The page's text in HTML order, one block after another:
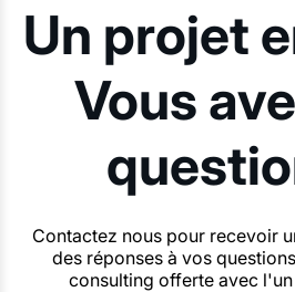
Un projet
Vous
Contactez nous pour recevoir
des réponses à vos
consulting offerte avec